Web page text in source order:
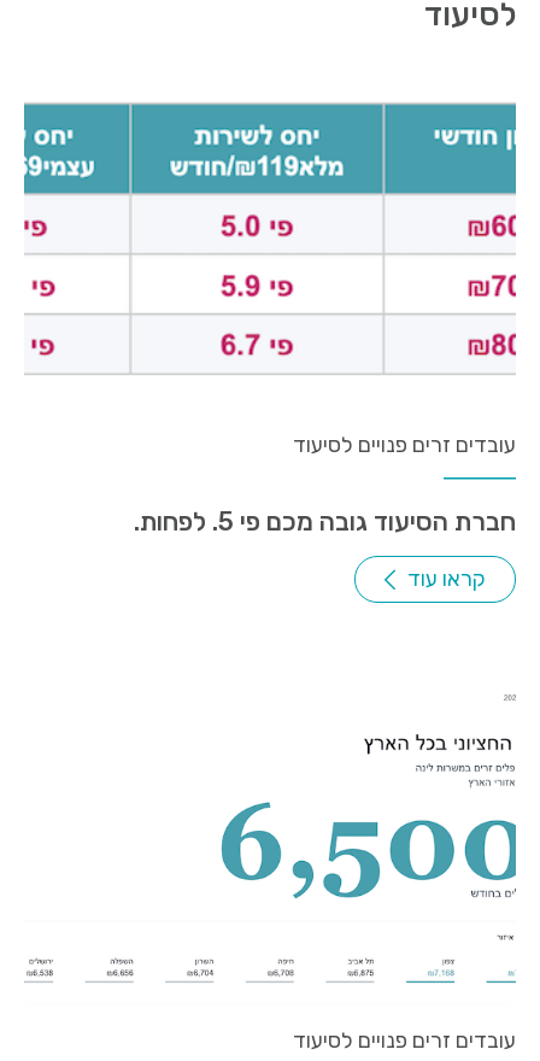
לסיעוד
עובדים זרים פנויים לסיעוד
חברת הסיעוד גובה מכם פי 5. לפחות.
קראו עוד
עובדים זרים פנויים לסיעוד